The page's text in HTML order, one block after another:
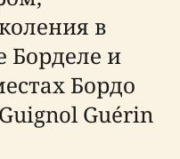
в
Борделе и
Бордо
Guérin